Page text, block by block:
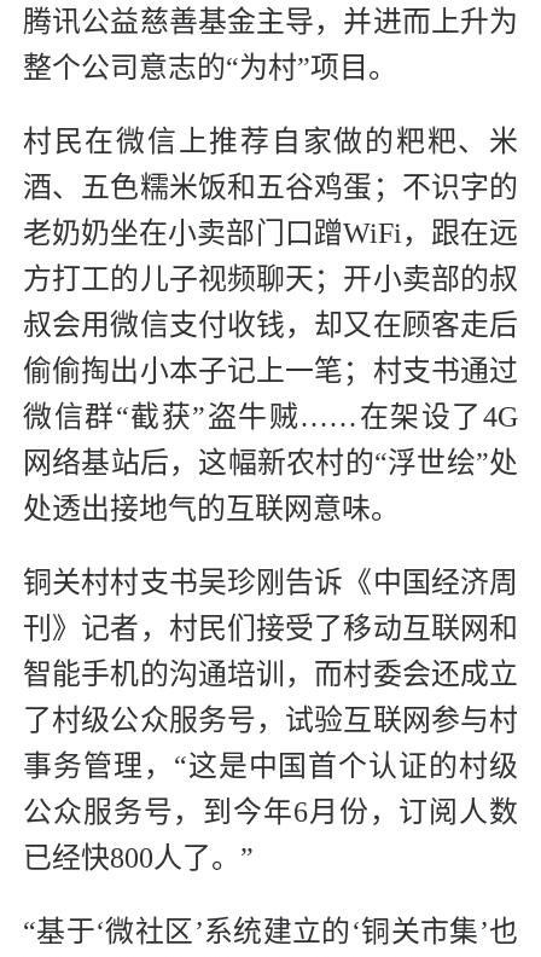
腾讯公益慈善基金主导，并进而上升为
整个公司意志的“为村”项目。
村民在微信上推荐自家做的粑粑、米
酒、五色糯米饭和五谷鸡蛋；不识字的
老奶奶坐在小卖部门口蹭WiFi，跟在远
方打工的儿子视频聊天；开小卖部的叔
叔会用微信支付收钱，却又在顾客走后
偷偷掏出小本子记上一笔；村支书通过
微信群“截获”盗牛贼……在架设了4G
网络基站后，这幅新农村的“浮世绘”处
处透出接地气的互联网意味。
铜关村村支书吴珍刚告诉《中国经济周
刊》记者，村民们接受了移动互联网和
智能手机的沟通培训，而村委会还成立
了村级公众服务号，试验互联网参与村
事务管理，“这是中国首个认证的村级
公众服务号，到今年6月份，订阅人数
已经快800人了。”
“基于‘微社区’系统建立的‘铜关市集’也